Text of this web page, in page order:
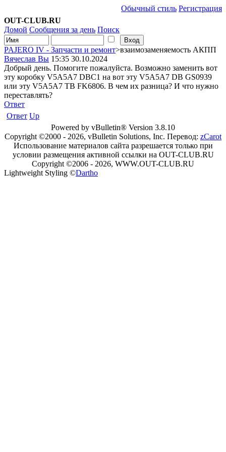
Обычный стиль Регистрация
OUT-CLUB.RU
Домой Сообщения за день Поиск
PAJERO IV - Запчасти и ремонт>взаимозаменяемость АКПП
Вячеслав Вы 15:35 30.10.2024
Добрый день. Помогите пожалуйста. Возможно заменить вот
эту коробку V5A5A7 DBC1 на вот эту V5A5A7 DB GS0939
или эту V5A5A7 TB FK6806. В чем их разница? И что нужно
переставлять?
Ответ
Ответ Up
Powered by vBulletin® Version 3.8.10
Copyright ©2000 - 2026, vBulletin Solutions, Inc. Перевод: zCarot
Использование материалов сайта разрешается только при
условии размещения активной ссылки на OUT-CLUB.RU
Copyright ©2006 - 2026, WWW.OUT-CLUB.RU
Lightweight Styling ©Dartho